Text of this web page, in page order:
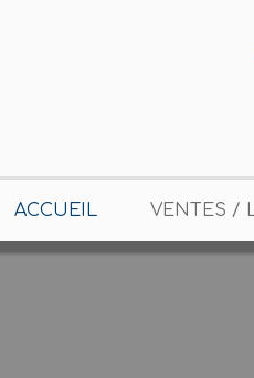
ACCUEIL VENTES /